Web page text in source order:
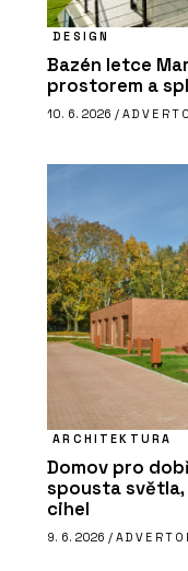
DESIGN
Bazén letce
prostorem a
10. 6. 2026 /
ARCHITEKTURA
Domov pro
spousta světla,
cihel
9. 6. 2026 /